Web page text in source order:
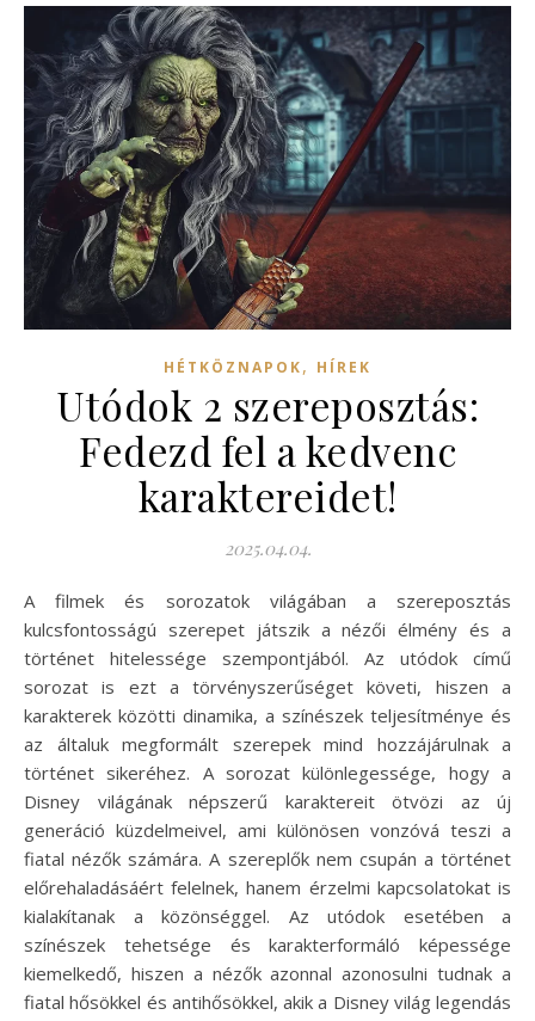
HÉTKÖZNAPOK, HÍREK
Utódok 2 szereposztás:
Fedezd fel a kedvenc
karaktereidet!
2025.04.04.
A filmek és sorozatok világában a szereposztás
kulcsfontosságú szerepet játszik a nézői élmény és a
történet hitelessége szempontjából. Az utódok című
sorozat is ezt a törvényszerűséget követi, hiszen a
karakterek közötti dinamika, a színészek teljesítménye és
az általuk megformált szerepek mind hozzájárulnak a
történet sikeréhez. A sorozat különlegessége, hogy a
Disney világának népszerű karaktereit ötvözi az új
generáció küzdelmeivel, ami különösen vonzóvá teszi a
fiatal nézők számára. A szereplők nem csupán a történet
előrehaladásáért felelnek, hanem érzelmi kapcsolatokat is
kialakítanak a közönséggel. Az utódok esetében a
színészek tehetsége és karakterformáló képessége
kiemelkedő, hiszen a nézők azonnal azonosulni tudnak a
fiatal hősökkel és antihősökkel, akik a Disney világ legendás